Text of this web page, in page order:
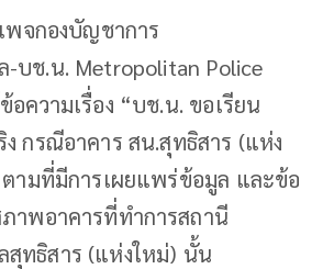
พจกองบัญชาการ
-บช.น. Metropolitan Police
อความเรื่อง “บช.น. ขอเรียน
ง กรณีอาคาร สน.สุทธิสาร (แห่ง
ามที่มีการเผยแพร่ข้อมูล และข้อ
ภาพอาคารที่ทำการสถานี
สุทธิสาร (แห่งใหม่) นั้น